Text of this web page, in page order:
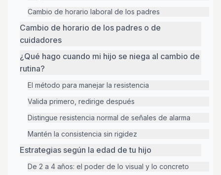
Cambio de horario laboral de los padres
Cambio de horario de los padres o de
cuidadores
¿Qué hago cuando mi hijo se niega al cambio de
rutina?
El método para manejar la resistencia
Valida primero, redirige después
Distingue resistencia normal de señales de alarma
Mantén la consistencia sin rigidez
Estrategias según la edad de tu hijo
De 2 a 4 años: el poder de lo visual y lo concreto